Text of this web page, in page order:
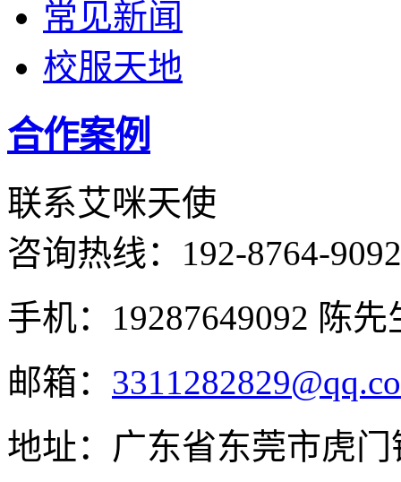
常见新闻
校服天地
合作案例
联系艾咪天使
咨询热线： 192-8764-9092
手机：19287649092 陈先
邮箱：
地址：广东省东莞市虎